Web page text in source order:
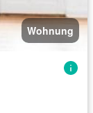
Wohnung